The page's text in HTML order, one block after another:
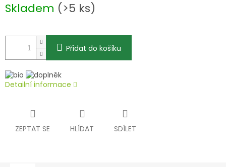
cena:
Skladem (>5 ks)
Přidat do košíku
Detailní informace
ZEPTAT SE HLÍDAT SDÍLET